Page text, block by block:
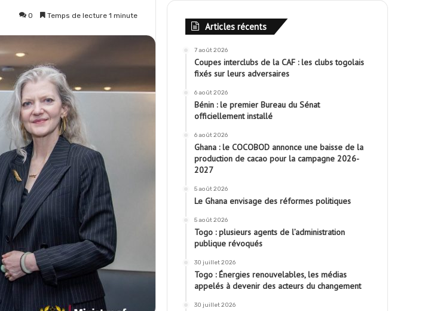
0 Temps de lecture 1 minute
Articles récents
7 août 2026
Coupes interclubs de la CAF : les clubs togolais
fixés sur leurs adversaires
6 août 2026
Bénin : le premier Bureau du Sénat
officiellement installé
6 août 2026
Ghana : le COCOBOD annonce une baisse de la
production de cacao pour la campagne 2026-
2027
5 août 2026
Le Ghana envisage des réformes politiques
5 août 2026
Togo : plusieurs agents de l’administration
publique révoqués
30 juillet 2026
Togo : Énergies renouvelables, les médias
appelés à devenir des acteurs du changement
30 juillet 2026